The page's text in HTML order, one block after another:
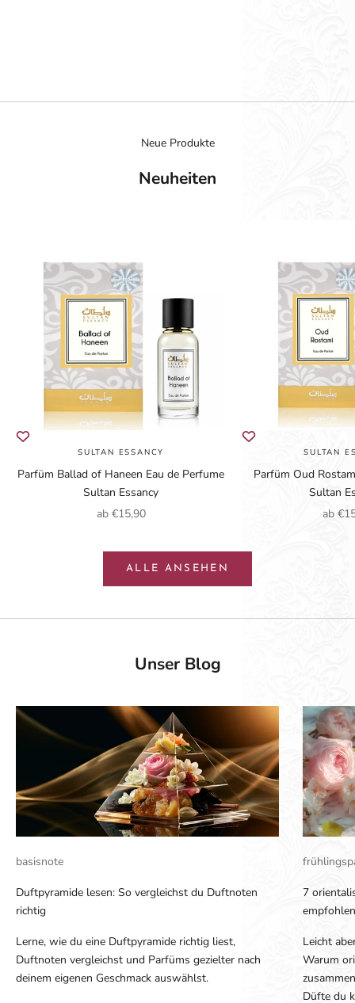
Neue Produkte
Neuheiten
SULTAN ESSANCY
Parfüm Ballad of Haneen Eau de Perfume
Sultan Essancy
Angebot
ab €15,90
SULTAN
Parfüm Oud
Sultan
ab
ALLE ANSEHEN
Unser Blog
basisnote
Duftpyramide lesen: So vergleichst du Duftnoten
richtig
Lerne, wie du eine Duftpyramide richtig liest,
Duftnoten vergleichst und Parfüms gezielter nach
deinem eigenen Geschmack auswählst.
7
empfohlen
Leicht
Warum
Düfte du